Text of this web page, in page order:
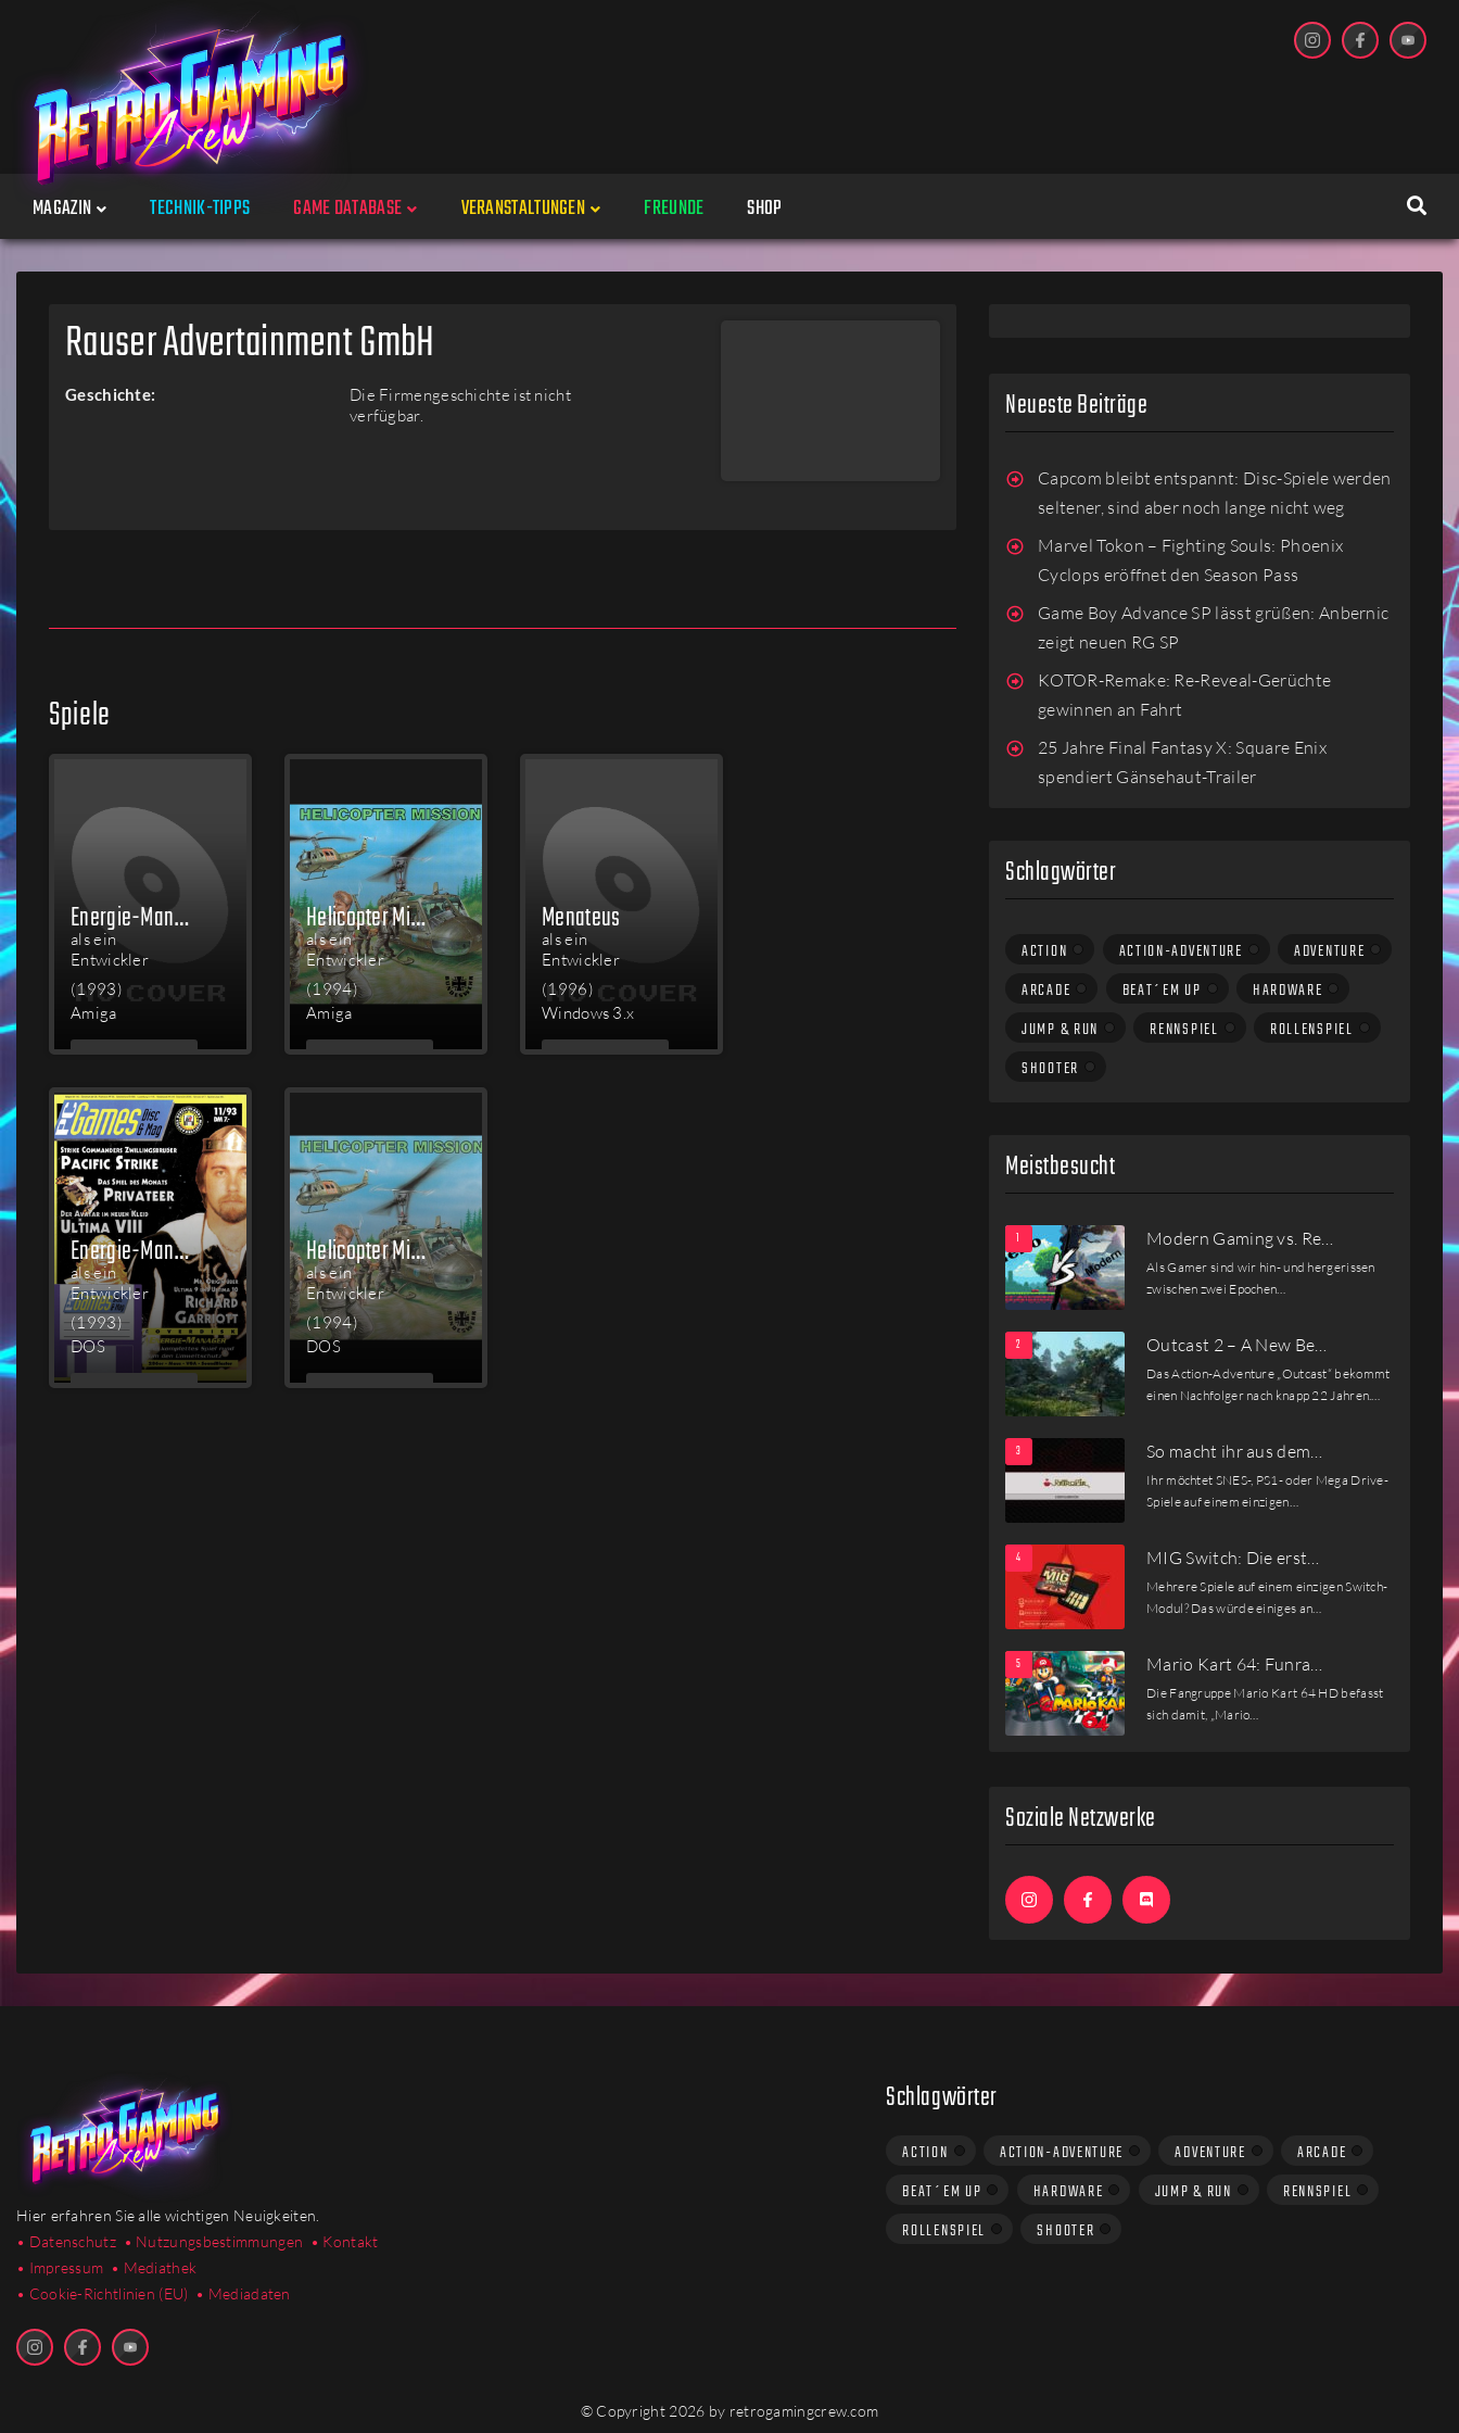
MAGAZIN TECHNIK-TIPPS GAME DATABASE
Spiele
Perspektiven
Jahre
Plattformen
VERANSTALTUNGEN
Veranstaltungen
FREUNDE SHOP
Rauser Advertainment GmbH
Geschichte:
Die Firmengeschichte ist nicht
verfügbar.
Spiele
Energie-Manager
als ein
Entwickler
(1993)
Amiga
MEHR
Helicopter Mission
als ein
Entwickler
(1994)
Amiga
MEHR
Menateus
als ein
Entwickler
(1996)
Windows 3.x
MEHR
Energie-Manager
als ein
Entwickler
(1993)
DOS
MEHR
Helicopter Mission
als ein
Entwickler
(1994)
DOS
MEHR
Neueste Beiträge
Capcom bleibt entspannt: Disc-Spiele werden
seltener, sind aber noch lange nicht weg
Marvel Tokon – Fighting Souls: Phoenix
Cyclops eröffnet den Season Pass
Game Boy Advance SP lässt grüßen: Anbernic
zeigt neuen RG SP
KOTOR-Remake: Re-Reveal-Gerüchte
gewinnen an Fahrt
25 Jahre Final Fantasy X: Square Enix
spendiert Gänsehaut-Trailer
Schlagwörter
ACTION ACTION-ADVENTURE
ADVENTURE
ARCADE
BEAT´EM UP
HARDWARE
JUMP & RUN
RENNSPIEL
ROLLENSPIEL
SHOOTER
Meistbesucht
Modern Gaming vs. Re…
Als Gamer sind wir hin- und hergerissen
zwischen zwei Epochen…
Outcast 2 – A New Be…
Das Action-Adventure „Outcast“ bekommt
einen Nachfolger nach knapp 22 Jahren.…
So macht ihr aus dem…
Ihr möchtet SNES-, PS1- oder Mega Drive-
Spiele auf einem einzigen…
MIG Switch: Die erst…
Mehrere Spiele auf einem einzigen Switch-
Modul? Das würde einiges an…
Mario Kart 64: Funra…
Die Fangruppe Mario Kart 64 HD befasst
sich damit, „Mario…
Soziale Netzwerke
Hier erfahren Sie alle wichtigen Neuigkeiten.
• Datenschutz • Nutzungsbestimmungen • Kontakt
• Impressum • Mediathek
• Cookie-Richtlinien (EU) • Mediadaten
Schlagwörter
ACTION ACTION-ADVENTURE ADVENTURE
ARCADE
BEAT´EM UP
HARDWARE JUMP & RUN
RENNSPIEL
ROLLENSPIEL
SHOOTER
© Copyright 2026 by retrogamingcrew.com